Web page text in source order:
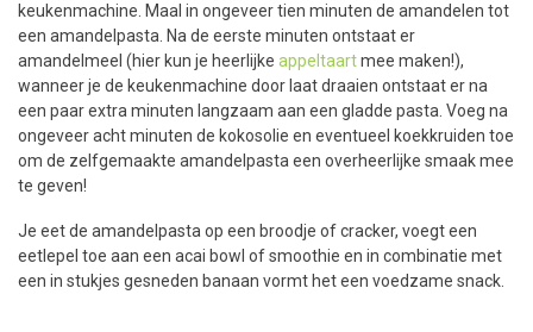
keukenmachine. Maal in ongeveer tien minuten de amandelen tot
een amandelpasta. Na de eerste minuten ontstaat er
amandelmeel (hier kun je heerlijke appeltaartmee maken!),
wanneer je de keukenmachine door laat draaien ontstaat er na
een paar extra minuten langzaam aan een gladde pasta. Voeg na
ongeveer acht minuten de kokosolie en eventueel koekkruiden toe
om de zelfgemaakte amandelpasta een overheerlijke smaak mee
te geven!
Je eet de amandelpasta op een broodje of cracker, voegt een
eetlepel toe aan een acai bowl of smoothie en in combinatie met
een in stukjes gesneden banaan vormt het een voedzame snack.